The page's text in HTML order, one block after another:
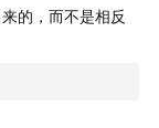
的，而不是相反